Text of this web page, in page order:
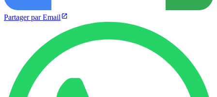
Partager par Email